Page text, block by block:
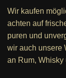
Wir kaufen
achten auf
puren und
wir auch unsere
an Rum, Whisky